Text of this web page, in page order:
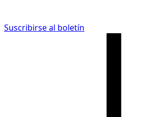
Suscribirse al boletín